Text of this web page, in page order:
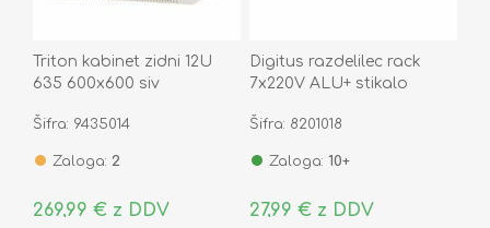
Triton kabinet zidni 12U
635 600x600 siv
Šifra: 9435014
Zaloga: 2
269,99 € z DDV
Digitus razdelilec rack
7x220V ALU+ stikalo
Šifra: 8201018
Zaloga: 10+
27,99 € z DDV